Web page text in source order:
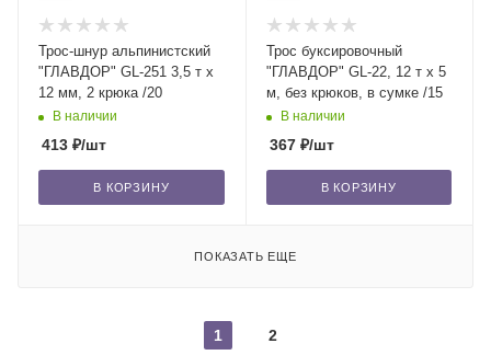
Трос-шнур альпинистский
"ГЛАВДОР" GL-251 3,5 т х
12 мм, 2 крюка /20
В наличии
413 ₽/шт
В КОРЗИНУ
Трос буксировочный
"ГЛАВДОР" GL-22, 12 т х 5
м, без крюков, в сумке /15
В наличии
367₽/шт
В КОРЗИНУ
ПОКАЗАТЬ ЕЩЕ
1 2